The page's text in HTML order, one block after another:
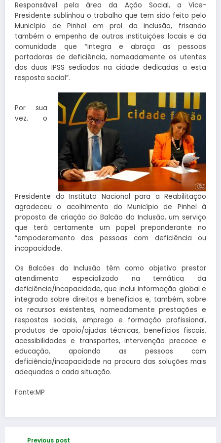
Responsável pela área da Ação Social, a Vice-
Presidente sublinhou o trabalho que tem sido feito pelo
Município de Pinhel em prol da inclusão, frisando
também o empenho de outras instituições locais e da
comunidade que “integra e abraça as pessoas
portadoras de deficiência, nomeadamente os utentes
das duas IPSS sediadas na cidade dedicadas a esta
resposta social”.
Por sua
vez, o
Presidente do Instituto Nacional para a Reabilitação
agradeceu o acolhimento do Município de Pinhel à
proposta de criação do Balcão da Inclusão, um serviço
que terá certamente um papel preponderante no
“empoderamento das pessoas com deficiência ou
incapacidade.
Os Balcões da Inclusão têm como objetivo prestar
atendimento especializado na temática da
deficiência/incapacidade, que inclui informação global e
integrada sobre direitos e benefícios e, também, sobre
os recursos existentes, nomeadamente prestações e
respostas sociais, emprego e formação profissional,
produtos de apoio/ajudas técnicas, benefícios fiscais,
acessibilidades e transportes, intervenção precoce e
educação, apoiando as pessoas com
deficiência/incapacidade na procura das soluções mais
adequadas a cada situação.
Fonte:MP
Previous post